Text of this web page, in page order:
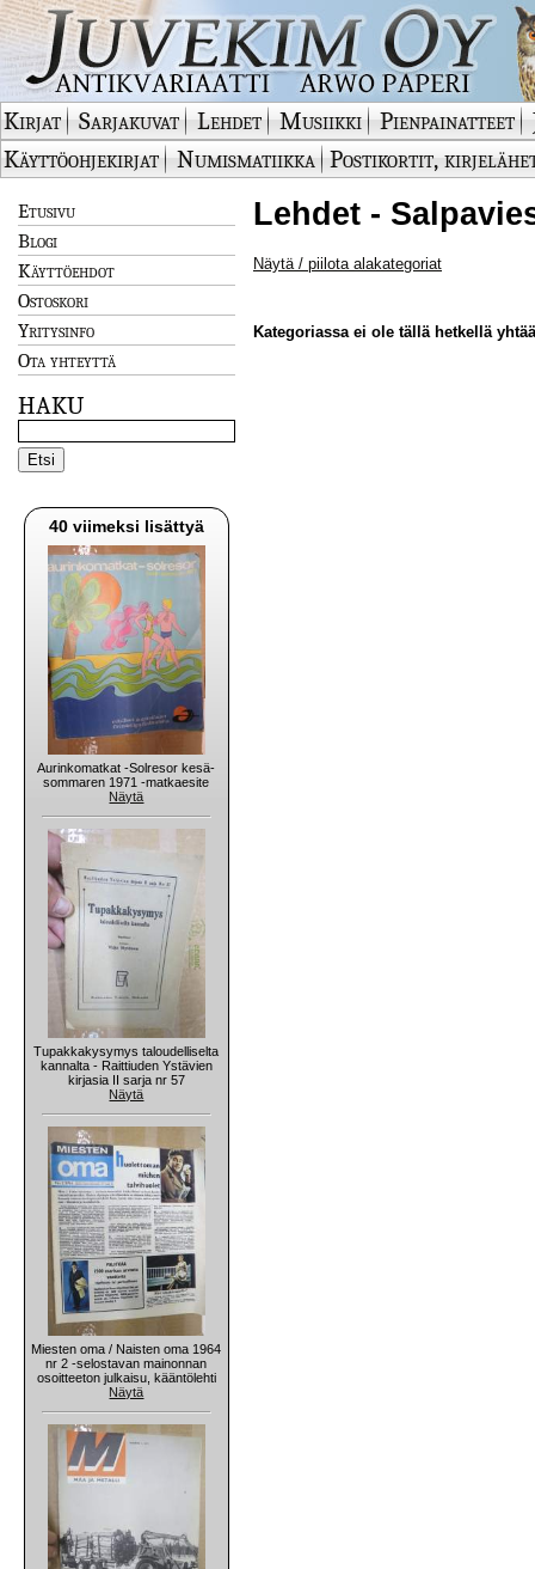
Kirjat Sarjakuvat Lehdet Musiikki Pienpainatteet
Käyttöohjekirjat
Numismatiikka Postikortit,
Etusivu
Blogi
Käyttöehdot
Ostoskori
Yritysinfo
Ota yhteyttä
HAKU
40 viimeksi lisättyä
Aurinkomatkat -Solresor kesä-
sommaren 1971 -matkaesite
Näytä
Tupakkakysymys taloudelliselta
kannalta - Raittiuden Ystävien
kirjasia II sarja nr 57
Näytä
Miesten oma / Naisten oma 1964
nr 2 -selostavan mainonnan
osoitteeton julkaisu, kääntölehti
Näytä
Lehdet -
Näytä / piilota alakategoriat
Kategoriassa ei ole tällä hetkellä